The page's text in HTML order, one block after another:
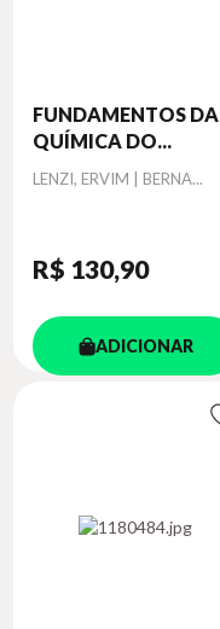
FUNDAMENTOS DA
QUÍMICA DO...
Autor
LENZI, ERVIM | BERNA...
R$ 130,90
ADICIONAR